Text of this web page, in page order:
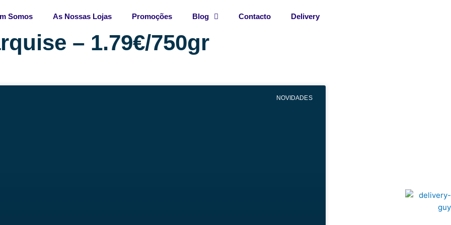
Somos As Nossas Lojas Promoções Blog Contacto Delivery
– 1.79€/750gr
NOVIDADES